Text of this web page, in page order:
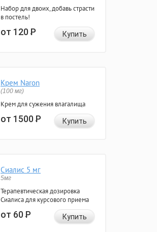
Набор для двоих, добавь страсти
в постель!
от 120Р Купить
Крем Naron
(100 мг)
Крем для сужения влагалища
от 1500Р Купить
Сиалис 5 мг
5мг
Терапевтическая дозировка
Сиалиса для курсового приема
от 60Р Купить